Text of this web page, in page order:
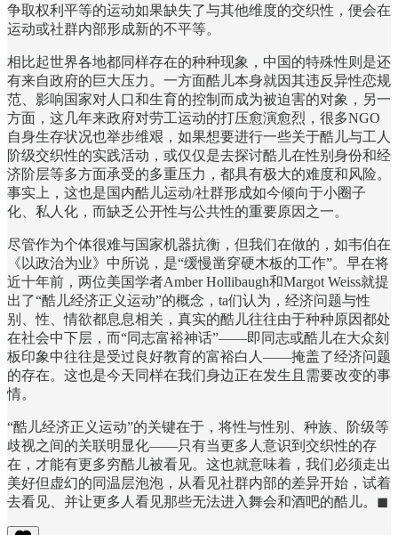
争取权利平等的运动如果缺失了与其他维度的交织性，便会在
运动或社群内部形成新的不平等。
相比起世界各地都同样存在的种种现象，中国的特殊性则是还
有来自政府的巨大压力。一方面酷儿本身就因其违反异性恋规
范、影响国家对人口和生育的控制而成为被迫害的对象，另一
方面，这几年来政府对劳工运动的打压愈演愈烈，很多NGO
自身生存状况也举步维艰，如果想要进行一些关于酷儿与工人
阶级交织性的实践活动，或仅仅是去探讨酷儿在性别身份和经
济阶层等多方面承受的多重压力，都具有极大的难度和风险。
事实上，这也是国内酷儿运动/社群形成如今倾向于小圈子
化、私人化，而缺乏公开性与公共性的重要原因之一。
尽管作为个体很难与国家机器抗衡，但我们在做的，如韦伯在
《以政治为业》中所说，是“缓慢凿穿硬木板的工作”。早在将
近十年前，两位美国学者Amber Hollibaugh和Margot Weiss就提
出了“酷儿经济正义运动”的概念，ta们认为，经济问题与性
别、性、情欲都息息相关，真实的酷儿往往由于种种原因都处
在社会中下层，而“同志富裕神话”——即同志或酷儿在大众刻
板印象中往往是受过良好教育的富裕白人——掩盖了经济问题
的存在。这也是今天同样在我们身边正在发生且需要改变的事
情。
“酷儿经济正义运动”的关键在于，将性与性别、种族、阶级等
歧视之间的关联明显化——只有当更多人意识到交织性的存
在，才能有更多穷酷儿被看见。这也就意味着，我们必须走出
美好但虚幻的同温层泡泡，从看见社群内部的差异开始，试着
去看见、并让更多人看见那些无法进入舞会和酒吧的酷儿。◼︎